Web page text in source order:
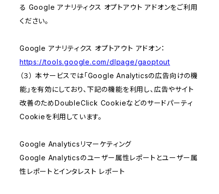
る Google アナリティクス オプトアウト アドオンをご利用
ください。
Google アナリティクス オプトアウト アドオン：
https://tools.google.com/dlpage/gaoptout
（３） 本サービスでは「Google Analyticsの広告向けの機
能」を有効にしており、下記の機能を利用し、広告やサイト
改善のためDoubleClick Cookieなどのサードパーティ
Cookieを利用しています。
Google Analyticsリマーケティング
Google Analyticsのユーザー属性レポートとユーザー属
性レポートとインタレスト レポート